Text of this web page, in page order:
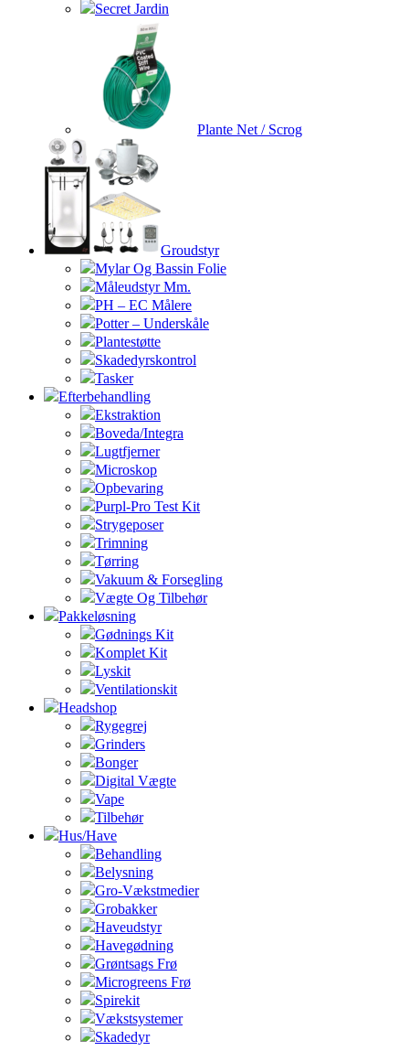
Secret Jardin
Plante Net / Scrog
Groudstyr
Mylar Og Bassin Folie
Måleudstyr Mm.
PH – EC Målere
Potter – Underskåle
Plantestøtte
Skadedyrskontrol
Tasker
Efterbehandling
Ekstraktion
Boveda/Integra
Lugtfjerner
Microskop
Opbevaring
Purpl-Pro Test Kit
Strygeposer
Trimning
Tørring
Vakuum & Forsegling
Vægte Og Tilbehør
Pakkeløsning
Gødnings Kit
Komplet Kit
Lyskit
Ventilationskit
Headshop
Rygegrej
Grinders
Bonger
Digital Vægte
Vape
Tilbehør
Hus/Have
Behandling
Belysning
Gro-Vækstmedier
Grobakker
Haveudstyr
Havegødning
Grøntsags Frø
Microgreens Frø
Spirekit
Vækstsystemer
Skadedyr